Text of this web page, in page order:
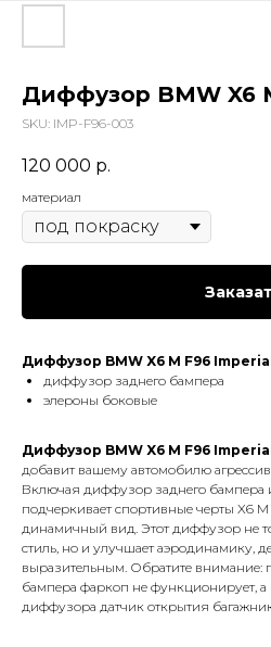
Диффузор BMW X6
SKU: IMP-F96-003
120 000 р.
материал
Диффузор BMW X6 M F96
диффузор заднего бампера
элероны боковые
Диффузор BMW X6 M F96 Imperial
добавит вашему автомобилю
Включая диффузор заднего бампера
подчеркивает спортивные черты X6 M
динамичный вид. Этот диффузор не
стиль, но и улучшает аэродинамику,
выразительным. Обратите внимание:
бампера фаркоп не функционирует, а
диффузора датчик открытия